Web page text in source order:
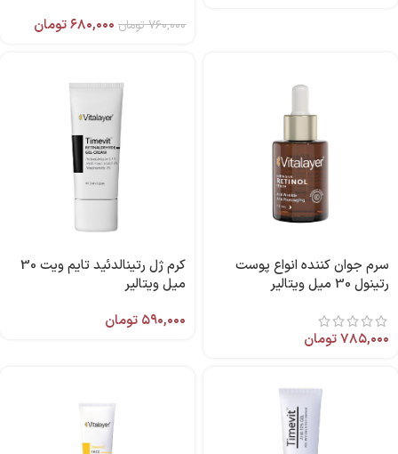
۷۶۰,۰۰۰تومان ۶۸۰,۰۰۰تومان
سرم جوان کننده انواع پوست
رتینول 30 میل ویتالیر
۷۸۵,۰۰۰تومان
کرم ژل رتینالدئید تایم ویت 30
میل ویتالیر
۵۹۰,۰۰۰ تومان